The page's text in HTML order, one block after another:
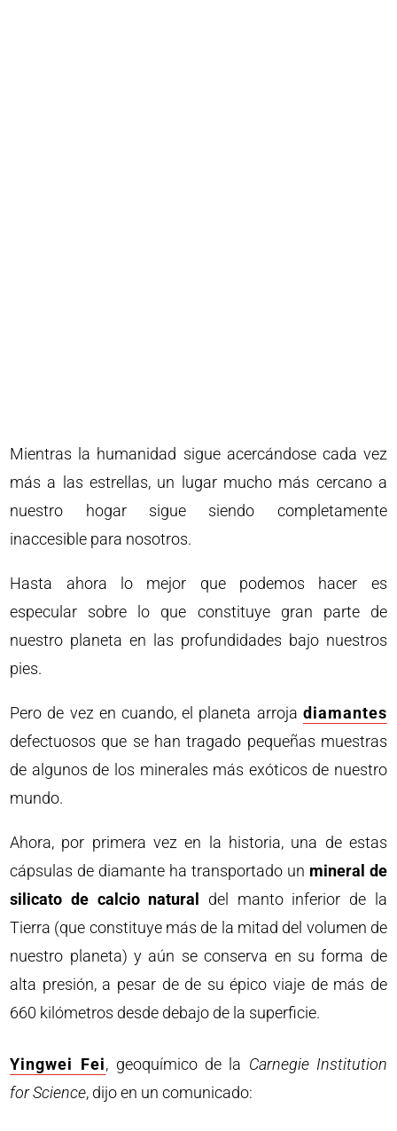
Mientras la humanidad sigue acercándose cada vez
más a las estrellas, un lugar mucho más cercano a
nuestro hogar sigue siendo completamente
inaccesible para nosotros.
Hasta ahora lo mejor que podemos hacer es
especular sobre lo que constituye gran parte de
nuestro planeta en las profundidades bajo nuestros
pies.
Pero de vez en cuando, el planeta arroja diamantes
defectuosos que se han tragado pequeñas muestras
de algunos de los minerales más exóticos de nuestro
mundo.
Ahora, por primera vez en la historia, una de estas
cápsulas de diamante ha transportado un mineral de
silicato de calcio natural
del manto inferior de la
Tierra (que constituye más de la mitad del volumen de
nuestro planeta) y aún se conserva en su forma de
alta presión, a pesar de de su épico viaje de más de
660 kilómetros desde debajo de la superficie.
Yingwei Fei, geoquímico de la Carnegie Institution
for Science, dijo en un comunicado: